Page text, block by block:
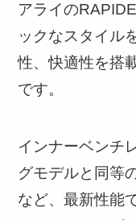
アライの
ックなスタイル
性、快適性を搭
です。
インナーベンチ
グモデルと同等
など、最新性能